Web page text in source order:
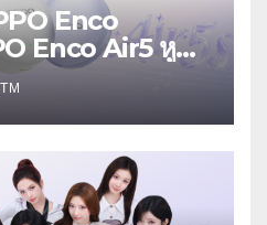
Enco
Enco Air5 หูฟัง
มาพร้อมระบบ
สบายเหมือนไม่ได้